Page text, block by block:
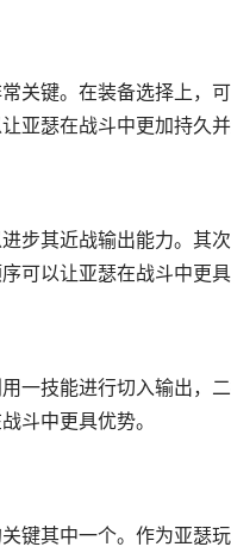
关键。在装备选择上，
亚瑟在战斗中更加持久并
步其近战输出能力。其
可以让亚瑟在战斗中更具
一技能进行切入输出，
斗中更具优势。
键其中一个。作为亚瑟